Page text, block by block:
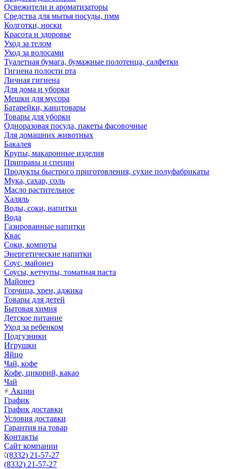
Освежители и ароматизаторы
Средства для мытья посуды, пмм
Колготки, носки
Красота и здоровье
Уход за телом
Уход за волосами
Туалетная бумага, бумажные полотенца, салфетки
Гигиена полости рта
Личная гигиена
Для дома и уборки
Мешки для мусора
Батарейки, канцтовары
Товары для уборки
Одноразовая посуда, пакеты фасовочные
Для домашних животных
Бакалея
Крупы, макаронные изделия
Приправы и специи
Продукты быстрого приготовления, сухие полуфабрикаты
Мука, сахар, соль
Масло растительное
Халяль
Воды, соки, напитки
Вода
Газированные напитки
Квас
Соки, компоты
Энергетические напитки
Соус, майонез
Соусы, кетчупы, томатная паста
Майонез
Горчица, хрен, аджика
Товары для детей
Бытовая химия
Детское питание
Уход за ребенком
Подгузники
Игрушки
Яйцо
Чай, кофе
Кофе, цикорий, какао
Чай
Акции
График
График доставки
Условия доставки
Гарантия на товар
Контакты
Сайт компании
(8332) 21-57-27
(8332) 21-57-27